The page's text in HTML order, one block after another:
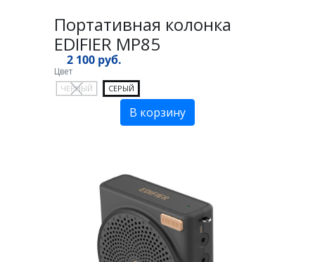
Портативная колонка
EDIFIER MP85
2 100 руб.
Цвет
ЧЕРНЫЙ СЕРЫЙ
В корзину